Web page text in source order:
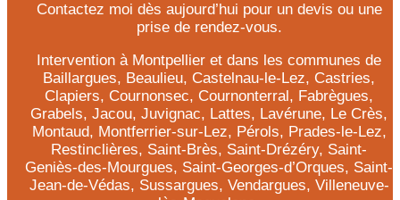
Contactez moi dès aujourd’hui pour un devis ou une
prise de rendez-vous.
Intervention à Montpellier et dans les communes de
Baillargues, Beaulieu, Castelnau-le-Lez, Castries,
Clapiers, Cournonsec, Cournonterral, Fabrègues,
Grabels, Jacou, Juvignac, Lattes, Lavérune, Le Crès,
Montaud, Montferrier-sur-Lez, Pérols, Prades-le-Lez,
Restinclières, Saint-Brès, Saint-Drézéry, Saint-
Geniès-des-Mourgues, Saint-Georges-d’Orques, Saint-
Jean-de-Védas, Sussargues, Vendargues, Villeneuve-